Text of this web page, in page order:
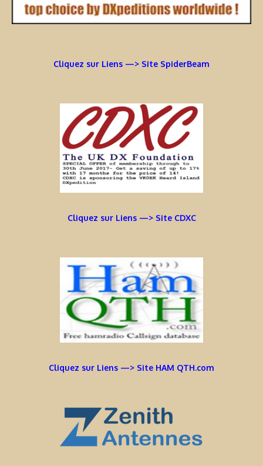
Cliquez sur Liens —> Site SpiderBeam
Cliquez sur Liens —> Site CDXC
Cliquez sur Liens —> Site HAM QTH.com